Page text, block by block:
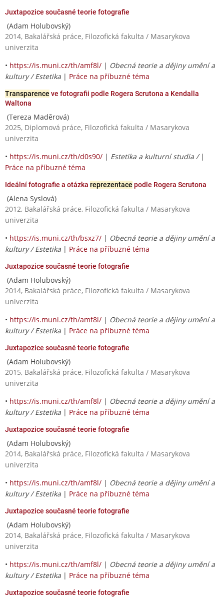
Juxtapozice současné teorie fotografie
(Adam Holubovský)
2014, Bakalářská práce, Filozofická fakulta / Masarykova
univerzita
• https://is.muni.cz/th/amf8l/ | Obecná teorie a dějiny umění a
kultury / Estetika | Práce na příbuzné téma
Transparence ve fotografii podle Rogera Scrutona a Kendalla
Waltona
(Tereza Maděrová)
2025, Diplomová práce, Filozofická fakulta / Masarykova
univerzita
• https://is.muni.cz/th/d0s90/ | Estetika a kulturní studia / |
Práce na příbuzné téma
Ideální fotografie a otázka reprezentace podle Rogera Scrutona
(Alena Syslová)
2012, Bakalářská práce, Filozofická fakulta / Masarykova
univerzita
• https://is.muni.cz/th/bsxz7/ | Obecná teorie a dějiny umění a
kultury / Estetika | Práce na příbuzné téma
Juxtapozice současné teorie fotografie
(Adam Holubovský)
2014, Bakalářská práce, Filozofická fakulta / Masarykova
univerzita
• https://is.muni.cz/th/amf8l/ | Obecná teorie a dějiny umění a
kultury / Estetika | Práce na příbuzné téma
Juxtapozice současné teorie fotografie
(Adam Holubovský)
2015, Bakalářská práce, Filozofická fakulta / Masarykova
univerzita
• https://is.muni.cz/th/amf8l/ | Obecná teorie a dějiny umění a
kultury / Estetika | Práce na příbuzné téma
Juxtapozice současné teorie fotografie
(Adam Holubovský)
2014, Bakalářská práce, Filozofická fakulta / Masarykova
univerzita
• https://is.muni.cz/th/amf8l/ | Obecná teorie a dějiny umění a
kultury / Estetika | Práce na příbuzné téma
Juxtapozice současné teorie fotografie
(Adam Holubovský)
2014, Bakalářská práce, Filozofická fakulta / Masarykova
univerzita
• https://is.muni.cz/th/amf8l/ | Obecná teorie a dějiny umění a
kultury / Estetika | Práce na příbuzné téma
Juxtapozice současné teorie fotografie